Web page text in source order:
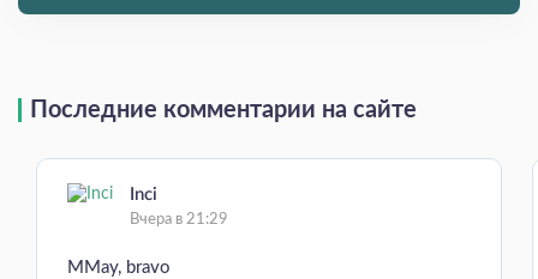
Последние комментарии на сайте
Inci
Вчера в 21:29
MMay, bravo